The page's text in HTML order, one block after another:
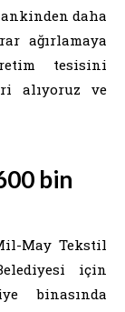
daha
ağırlamaya
tesisini
alıyoruz ve
bin
May Tekstil
için
binasında